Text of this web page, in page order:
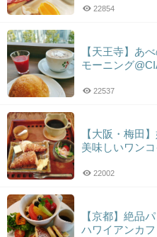
22854
【天王寺】あ
モーニング
22537
【大阪・梅田
美味しいワン
22002
【京都】絶品
ハワイアンカ